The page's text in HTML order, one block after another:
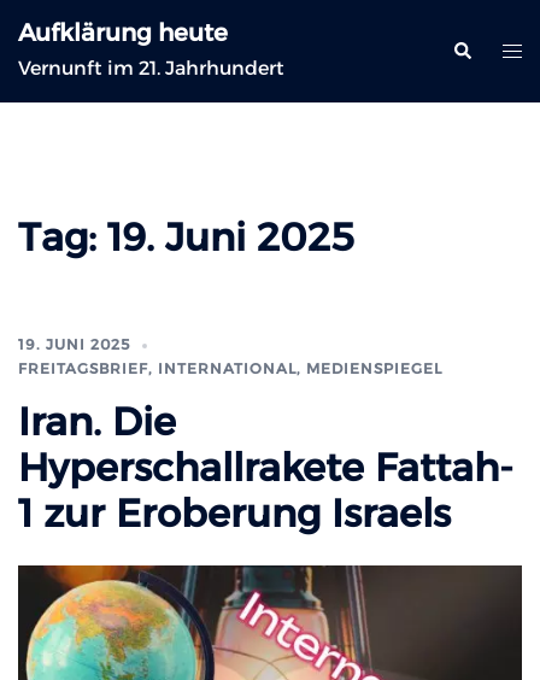
Inhalt
springen
Aufklärung heute
Vernunft im 21. Jahrhundert
Suche
Tag: 19. Juni 2025
19. JUNI 2025
FREITAGSBRIEF, INTERNATIONAL, MEDIENSPIEGEL
Iran. Die
Hyperschallrakete Fattah-
1 zur Eroberung Israels